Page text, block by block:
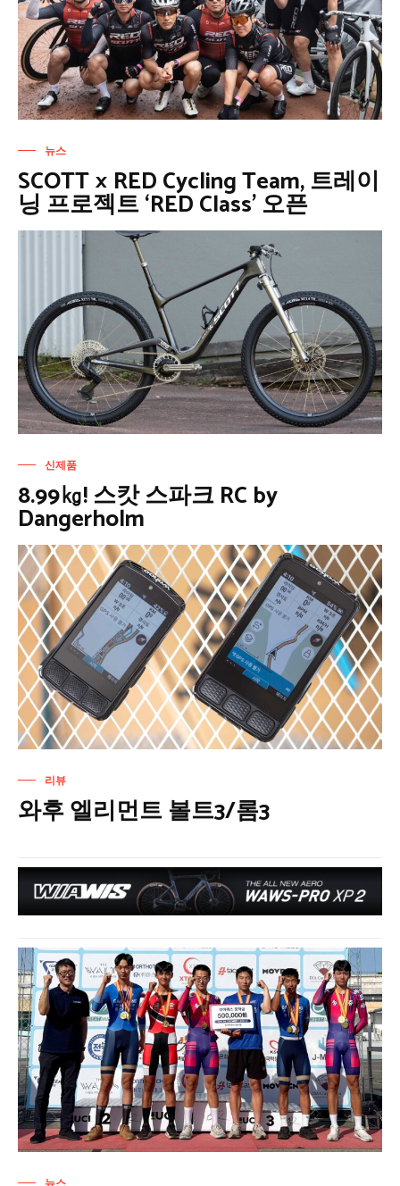
뉴스
SCOTT × RED Cycling Team, 트레이
닝 프로젝트 ‘RED Class’ 오픈
신제품
8.99㎏! 스캇 스파크 RC by
Dangerholm
리뷰
와후 엘리먼트 볼트3/롬3